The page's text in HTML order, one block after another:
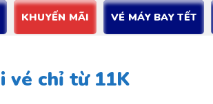
KHUYẾN MÃI VÉ MÁY BAY TẾT
vé chỉ từ 11K